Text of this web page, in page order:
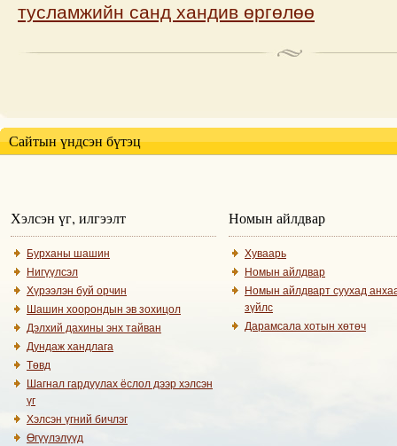
тусламжийн санд хандив өргөлөө
Сайтын үндсэн бүтэц
Хэлсэн үг, илгээлт
Бурханы шашин
Нигүүлсэл
Хүрээлэн буй орчин
Шашин хоорондын эв зохицол
Дэлхий дахины энх тайван
Дундаж хандлага
Төвд
Шагнал гардуулах ёслол дээр хэлсэн
үг
Хэлсэн үгний бичлэг
Өгүүлэлүүд
Номын айлдвар
Хуваарь
Номын айлдвар
Номын айлдварт суухад
зүйлс
Дарамсала хотын хөтөч